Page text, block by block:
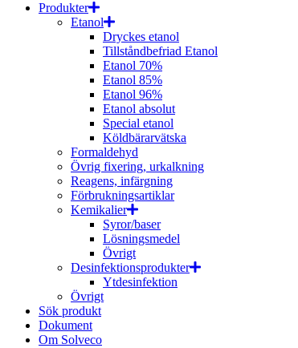
Produkter
Etanol
Dryckes etanol
Tillståndbefriad Etanol
Etanol 70%
Etanol 85%
Etanol 96%
Etanol absolut
Special etanol
Köldbärarvätska
Formaldehyd
Övrig fixering, urkalkning
Reagens, infärgning
Förbrukningsartiklar
Kemikalier
Syror/baser
Lösningsmedel
Övrigt
Desinfektionsprodukter
Ytdesinfektion
Övrigt
Sök produkt
Dokument
Om Solveco